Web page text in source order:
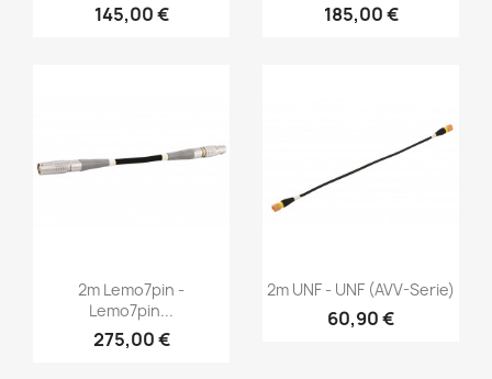
145,00 € 185,00 €
Vorschau
2m Lemo7pin -
Lemo7pin...
275,00 €
Vorschau
2m UNF - UNF (AVV-Serie)
60,90 €